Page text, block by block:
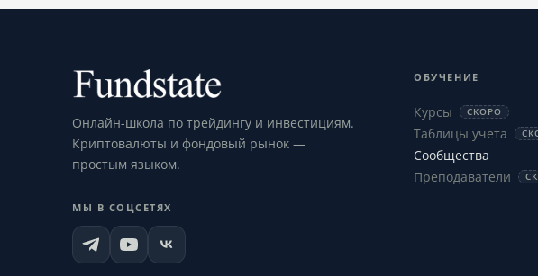
Онлайн-школа по трейдингу и инвестициям.
Криптовалюты и фондовый рынок —
простым языком.
МЫ В СОЦСЕТЯХ
ОБУЧЕНИЕ
Курсы СКОРО
Таблицы учета
Сообщества
Преподаватели